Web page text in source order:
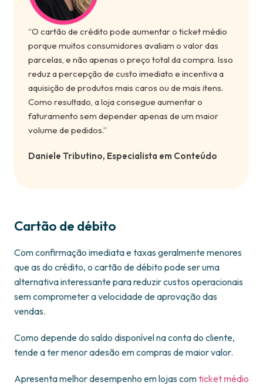
“O cartão de crédito pode aumentar o ticket médio
porque muitos consumidores avaliam o valor das
parcelas, e não apenas o preço total da compra. Isso
reduz a percepção de custo imediato e incentiva a
aquisição de produtos mais caros ou de mais itens.
Como resultado, a loja consegue aumentar o
faturamento sem depender apenas de um maior
volume de pedidos.”
Daniele Tributino, Especialista em Conteúdo
Cartão de débito
Com confirmação imediata e taxas geralmente menores
que as do crédito, o cartão de débito pode ser uma
alternativa interessante para reduzir custos operacionais
sem comprometer a velocidade de aprovação das
vendas.
Como depende do saldo disponível na conta do cliente,
tende a ter menor adesão em compras de maior valor.
Apresenta melhor desempenho em lojas comticket médio